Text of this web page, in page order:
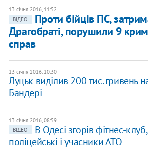
13 січня 2016, 11:52
ВІДЕО
Проти бійців ПС,
Драгобраті, порушили 9
справ
13 січня 2016, 10:30
Луцьк виділив 200 тис. гривень
Бандері
13 січня 2016, 08:59
ВІДЕО
В Одесі згорів фітнес-
поліцейські і учасники АТО